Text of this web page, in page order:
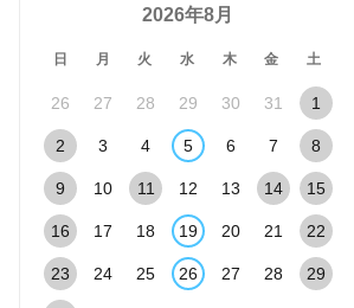
2026年8月
日 月 火 水 木 金 土
26 27 28 29 30 31 1
2 3 4 5 6 7 8
9 10 11 12 13 14 15
16 17 18 19 20 21 22
23 24 25 26 27 28 29